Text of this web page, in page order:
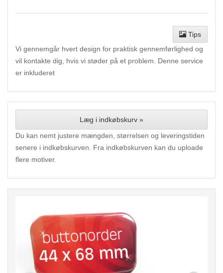
Tips
Vi gennemgår hvert design for praktisk gennemførlighed og
vil kontakte dig, hvis vi støder på et problem. Denne service
er inkluderet
Læg i indkøbskurv »
Du kan nemt justere mængden, størrelsen og leveringstiden
senere i indkøbskurven. Fra indkøbskurven kan du uploade
flere motiver.